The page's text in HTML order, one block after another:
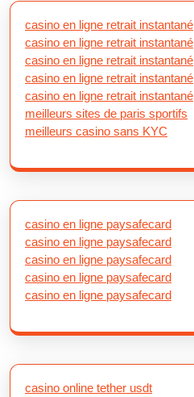
casino en ligne retrait instantané
casino en ligne retrait instantané
casino en ligne retrait instantané
casino en ligne retrait instantané
casino en ligne retrait instantané
meilleurs sites de paris sportifs
meilleurs casino sans KYC
casino en ligne paysafecard
casino en ligne paysafecard
casino en ligne paysafecard
casino en ligne paysafecard
casino en ligne paysafecard
casino online tether usdt